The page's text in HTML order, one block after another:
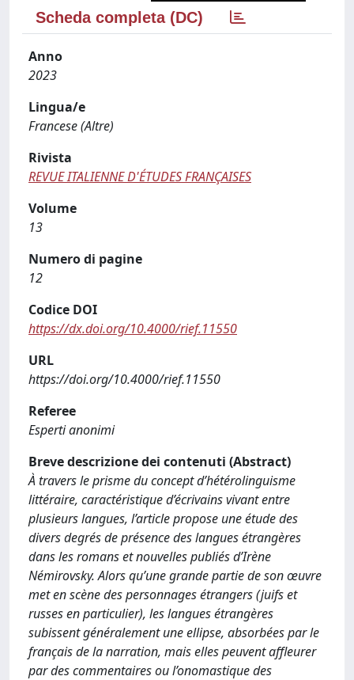
Scheda completa (DC)
Anno
2023
Lingua/e
Francese (Altre)
Rivista
REVUE ITALIENNE D'ÉTUDES FRANÇAISES
Volume
13
Numero di pagine
12
Codice DOI
https://dx.doi.org/10.4000/rief.11550
URL
https://doi.org/10.4000/rief.11550
Referee
Esperti anonimi
Breve descrizione dei contenuti (Abstract)
À travers le prisme du concept d’hétérolinguisme
littéraire, caractéristique d’écrivains vivant entre
plusieurs langues, l’article propose une étude des
divers degrés de présence des langues étrangères
dans les romans et nouvelles publiés d’Irène
Némirovsky. Alors qu’une grande partie de son œuvre
met en scène des personnages étrangers (juifs et
russes en particulier), les langues étrangères
subissent généralement une ellipse, absorbées par le
français de la narration, mais elles peuvent affleurer
par des commentaires ou l’onomastique des